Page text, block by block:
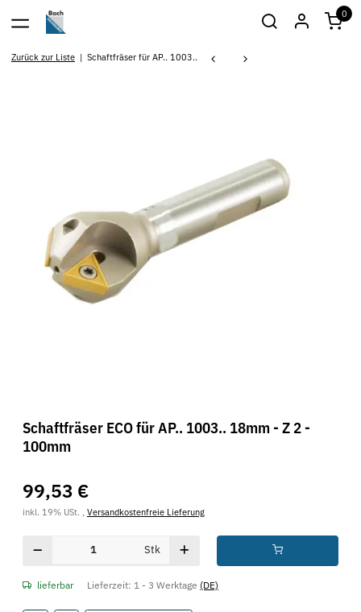
0
Zurück zur Liste Schaftfräser für AP.. 1003..
Schaftfräser ECO für AP.. 1003.. 18mm - Z 2 -
100mm
99,53 €
inkl. 19% USt. , Versandkostenfreie Lieferung
Stk
lieferbar Lieferzeit: 1 - 3 Werktage (DE)